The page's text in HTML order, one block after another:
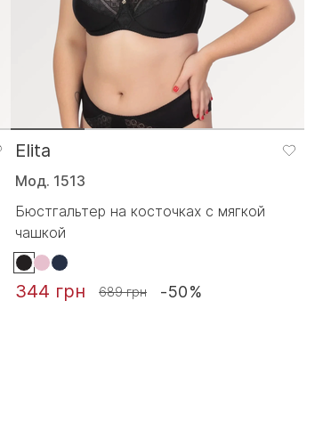
Elita
Мод. 1513
Бюстгальтер на косточках с мягкой
чашкой
344 грн 689 грн -50%